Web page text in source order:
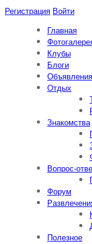
Регистрация Войти
Главная
Клубы
Блоги
Объявления
Отдых
Знакомства
Вопрос-
Форум
Полезное